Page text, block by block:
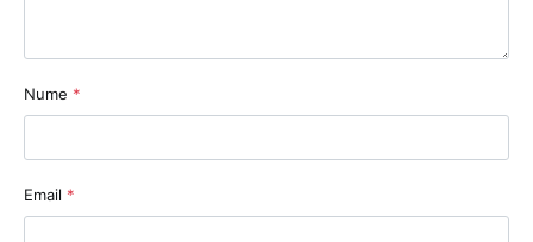
Nume *
Email *